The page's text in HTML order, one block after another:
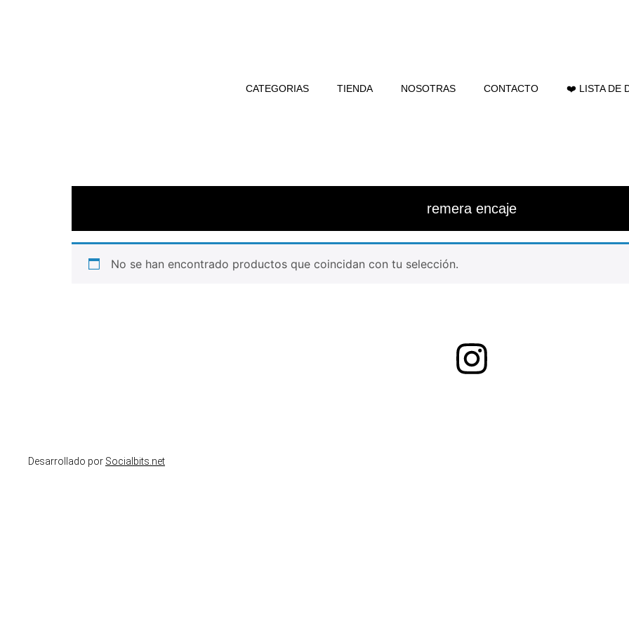
CATEGORIAS TIENDA NOSOTRAS CONTACTO ❤️ LISTA DE
remera encaje
No se han encontrado productos que coincidan con tu selección.
Desarrollado por Socialbits.net